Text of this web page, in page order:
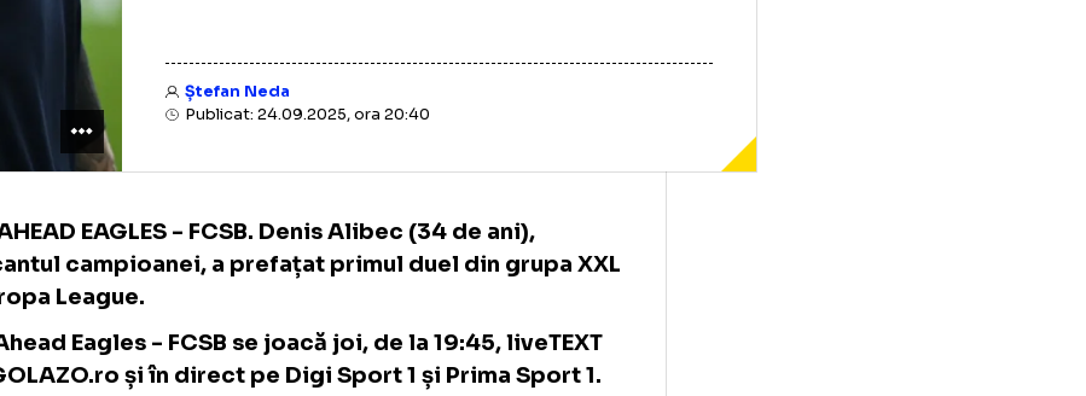
Publicat: 24.09.2025, ora 20:40
GO AHEAD EAGLES - FCSB. Denis Alibec (34 de ani),
atacantul campioanei, a prefațat primul duel din grupa XXL
a Europa League.